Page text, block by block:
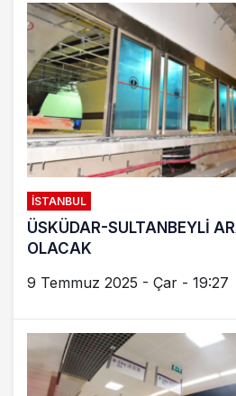
İSTANBUL
ÜSKÜDAR-SULTANBEYLİ
OLACAK
9 Temmuz 2025 - Çar - 19:27